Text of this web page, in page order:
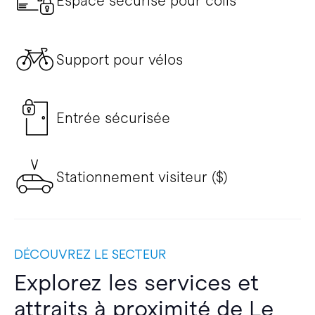
Support pour vélos
Entrée sécurisée
Stationnement visiteur ($)
DÉCOUVREZ LE SECTEUR
Explorez les services et
attraits à proximité de Le